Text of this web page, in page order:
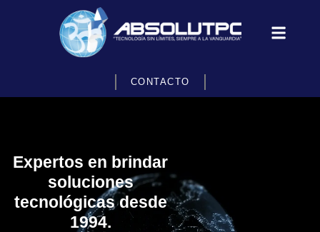
CONTACTO
Expertos en brindar
soluciones
tecnológicas desde
1994.